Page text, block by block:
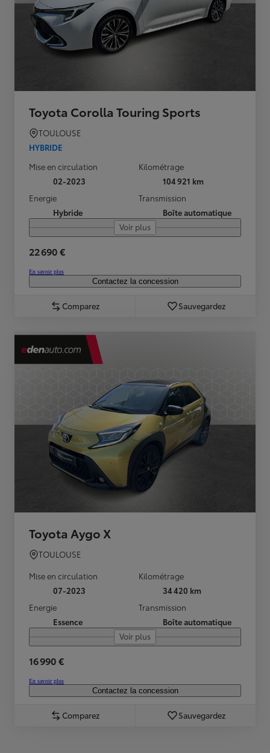
Toyota Corolla Touring Sports
TOULOUSE
HYBRIDE
Mise en circulation
02-2023
Kilométrage
104 921 km
Energie
Hybride
Transmission
Boîte automatique
Voir plus
22 690 €
En savoir plus
Contactez la concession
Comparez Sauvegardez
Toyota Aygo X
TOULOUSE
Mise en circulation
07-2023
Kilométrage
34 420 km
Energie
Essence
Transmission
Boîte automatique
Voir plus
16 990 €
En savoir plus
Contactez la concession
Comparez Sauvegardez